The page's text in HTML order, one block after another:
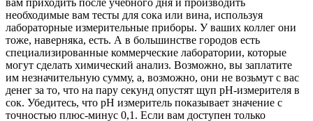
вам приходить после учебного дня и производить
необходимые вам тесты для сока или вина, используя
лабораторные измерительные приборы. У ваших коллег они
тоже, наверняка, есть. А в большинстве городов есть
специализированные коммерческие лаборатории, которые
могут сделать химический анализ. Возможно, вы заплатите
им незначительную сумму, а, возможно, они не возьмут с вас
денег за то, что на пару секунд опустят щуп рН-измерителя в
сок. Убедитесь, что рН измеритель показывает значение с
точностью плюс-минус 0,1. Если вам доступен только